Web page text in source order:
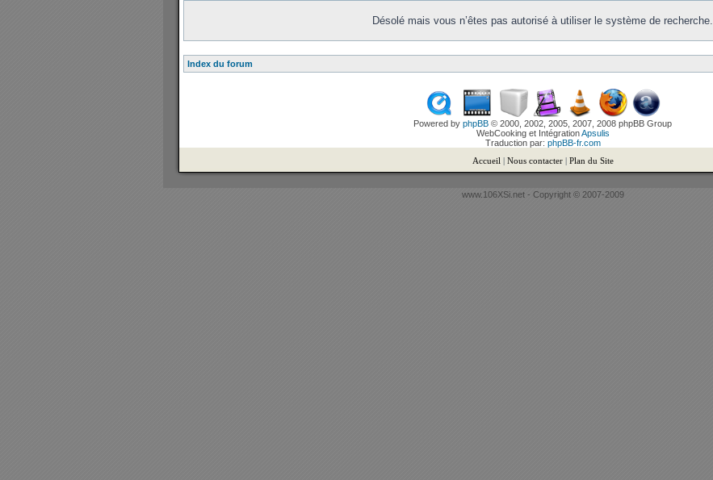
Désolé mais vous n’êtes pas autorisé à utiliser le système de recherche.
Index du forum
Powered by phpBB © 2000, 2002, 2005, 2007, 2008 phpBB Group
WebCooking et IntégrationApsulis
Traduction par: phpBB-fr.com
Accueil | Nous contacter| Plan du Site
www.106XSi.net - Copyright © 2007-2009